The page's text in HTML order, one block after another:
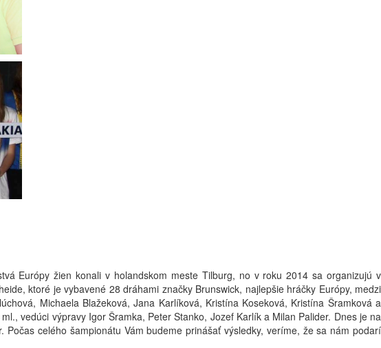
Európy žien konali v holandskom meste Tilburg, no v roku 2014 sa organizujú v
ktoré je vybavené 28 dráhami značky Brunswick, najlepšie hráčky Európy, medzi
Michaela Blažeková, Jana Karlíková, Kristína Koseková, Kristína Šramková a
vedúci výpravy Igor Šramka, Peter Stanko, Jozef Karlík a Milan Palider. Dnes je na
celého šampionátu Vám budeme prinášať výsledky, veríme, že sa nám podarí